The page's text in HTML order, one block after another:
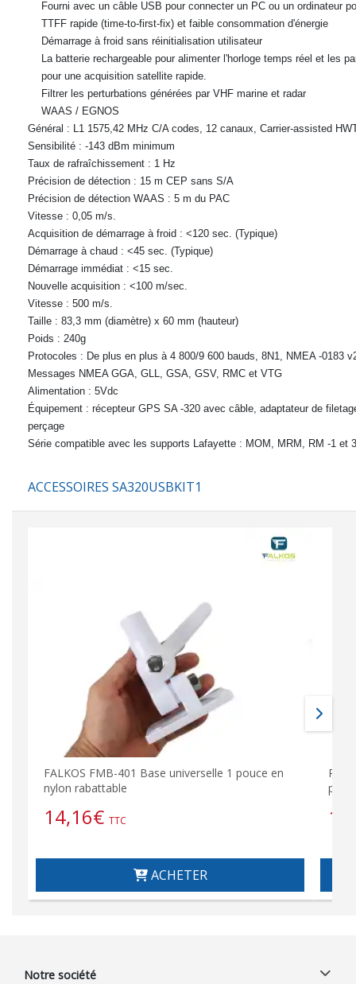
Fourni avec un câble USB pour connecter un PC ou un ordinateur
TTFF rapide (time-to-first-fix) et faible consommation d'énergie
Démarrage à froid sans réinitialisation utilisateur
La batterie rechargeable pour alimenter l'horloge temps réel et les
pour une acquisition satellite rapide.
Filtrer les perturbations générées par VHF marine et radar
WAAS / EGNOS
Général : L1 1575,42 MHz C/A codes, 12 canaux, Carrier-assisted
Sensibilité : -143 dBm minimum
Taux de rafraîchissement : 1 Hz
Précision de détection : 15 m CEP sans S/A
Précision de détection WAAS : 5 m du PAC
Vitesse : 0,05 m/s.
Acquisition de démarrage à froid : <120 sec. (Typique)
Démarrage à chaud : <45 sec. (Typique)
Démarrage immédiat : <15 sec.
Nouvelle acquisition : <100 m/sec.
Vitesse : 500 m/s.
Taille : 83,3 mm (diamètre) x 60 mm (hauteur)
Poids : 240g
Protocoles : De plus en plus à 4 800/9 600 bauds, 8N1, NMEA -0183
Messages NMEA GGA, GLL, GSA, GSV, RMC et VTG
Alimentation : 5Vdc
Équipement : récepteur GPS SA -320 avec câble, adaptateur de
perçage
Série compatible avec les supports Lafayette : MOM, MRM, RM -1 et
ACCESSOIRES SA320USBKIT1
FALKOS FMB-401 Base universelle 1 pouce en
nylon rabattable
14,16€ TTC
ACHETER
RM-
pour
Notre société